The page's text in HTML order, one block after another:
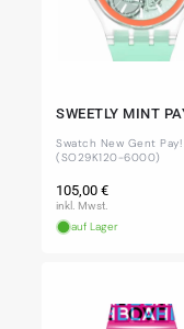
SWEETLY MINT
Swatch New Gent Pay!
(SO29K120-6000)
Normaler
Preis
105,00 €
inkl. Mwst.
auf Lager